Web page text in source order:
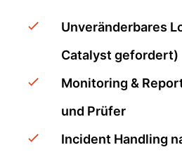
Unveränderbares
Catalyst gefordert)
Monitoring &
und Prüfer
Incident Handling